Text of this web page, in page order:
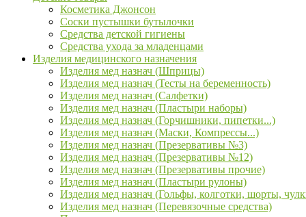
Косметика Джонсон
Соски пустышки бутылочки
Средства детской гигиены
Средства ухода за младенцами
Изделия медицинского назначения
Изделия мед назнач (Шприцы)
Изделия мед назнач (Тесты на беременность)
Изделия мед назнач (Салфетки)
Изделия мед назнач (Пластыри наборы)
Изделия мед назнач (Горчишники, пипетки...)
Изделия мед назнач (Маски, Компрессы...)
Изделия мед назнач (Презервативы №3)
Изделия мед назнач (Презервативы №12)
Изделия мед назнач (Презервативы прочие)
Изделия мед назнач (Пластыри рулоны)
Изделия мед назнач (Гольфы, колготки, шорты,
Изделия мед назнач (Перевязочные средства)